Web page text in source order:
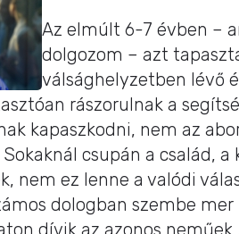
Az elmúlt 6-7 évben –
dolgozom – azt
válsághelyzetben lévő
rászorulnak a
kapaszkodni, nem az
csupán a család,
nem ez lenne a valódi
dologban szembe
dívik az azonos neműek